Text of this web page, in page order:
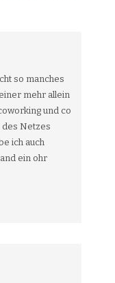
so manches
mehr allein
und co
des Netzes
ich auch
ein ohr